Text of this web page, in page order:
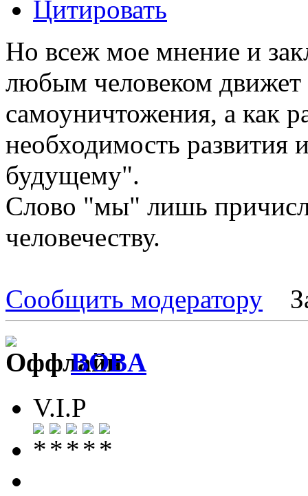
Цитировать
Но всеж мое мнение и
любым человеком движет
самоуничтожения, а как
необходимость развития
будущему".
Слово "мы" лишь
человечеству.
Сообщить модератору
BOBA
V.I.P